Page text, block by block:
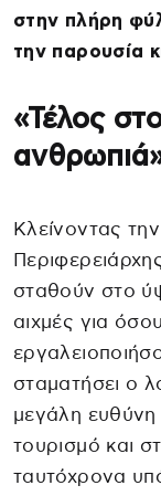
στην πλήρη
την παρουσία
«Τέλος
Κλείνοντας
σταθούν στο
αιχμές για
σταματήσει ο
μεγάλη ευθύνη
τουρισμό και
ταυτόχρονα